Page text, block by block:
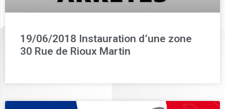
19/06/2018 Instauration d’une zone
30 Rue de Rioux Martin